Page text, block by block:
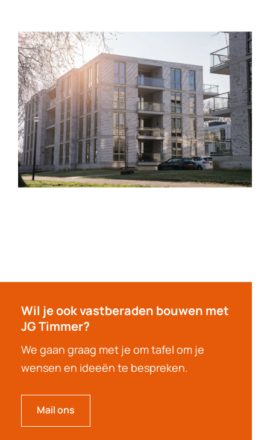
Wil je ook vastberaden bouwen met
JG Timmer?
We gaan graag met je om tafel om je
wensen en ideeën te bespreken.
Mail ons